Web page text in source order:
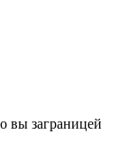
вы заграницей